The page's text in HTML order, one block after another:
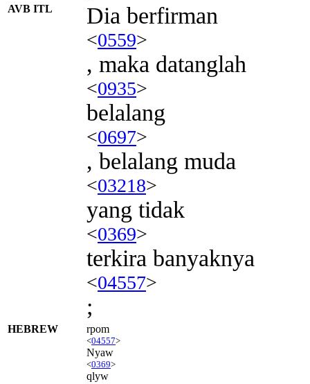
AVB ITL Dia berfirman
<0559>
, maka datanglah
<0935>
belalang
<0697>
, belalang muda
<03218>
yang tidak
<0369>
terkira banyaknya
<04557>
;
HEBREW rpom
<04557>
Nyaw
<0369>
qlyw